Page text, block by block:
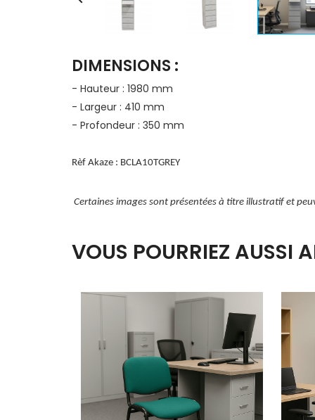
DIMENSIONS :
- Hauteur : 1980 mm
- Largeur : 410 mm
- Profondeur : 350 mm
Rèf Akaze : BCLA10TGREY
Certaines images sont présentées à titre illustratif et
VOUS POURRIEZ AUSSI